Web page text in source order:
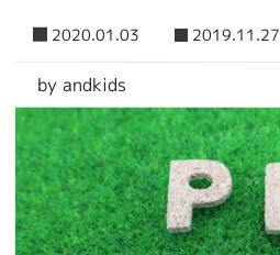
2020.01.03 2019.11.27
by andkids